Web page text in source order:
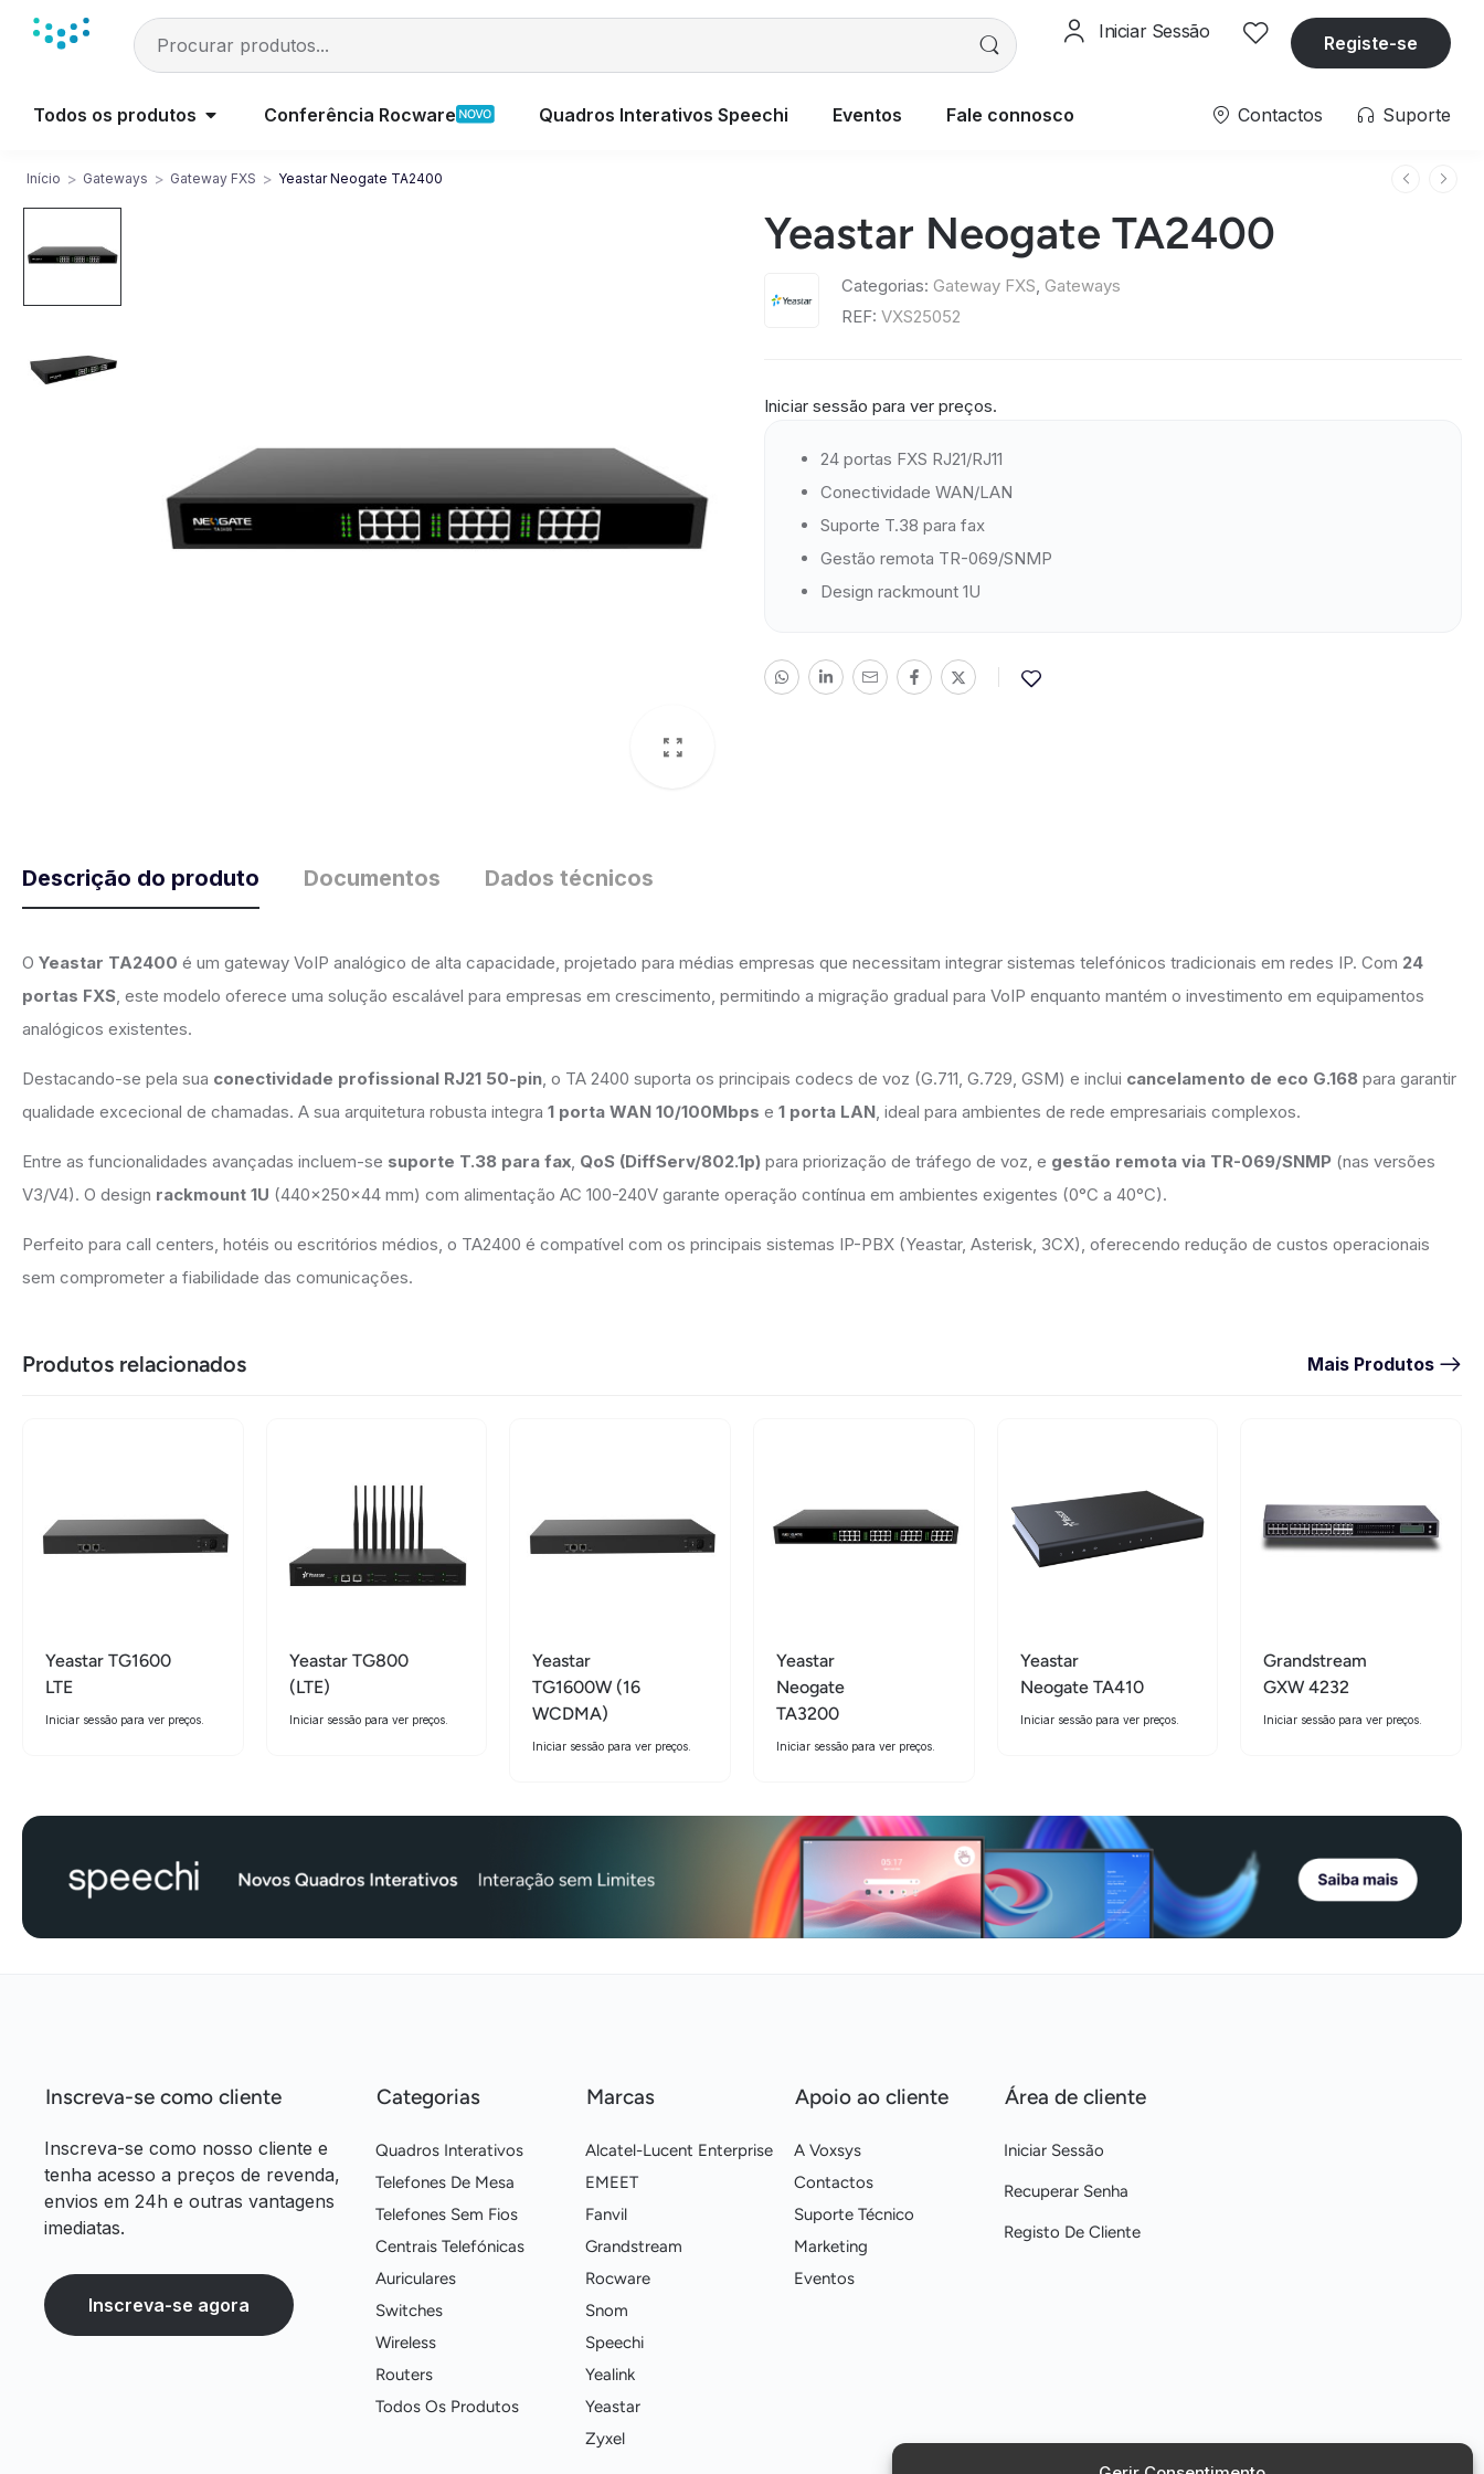
Iniciar Sessão
Registe-se
Todos os produtos Conferência Rocware Quadros Interativos Speechi Eventos Fale connosco Contactos Suporte
Início > Gateways > Gateway FXS > Yeastar Neogate TA2400
Yeastar Neogate TA2400
Categorias: Gateway FXS, Gateways
REF: VXS25052
Iniciar sessão para ver preços.
24 portas FXS RJ21/RJ11
Conectividade WAN/LAN
Suporte T.38 para fax
Gestão remota TR-069/SNMP
Design rackmount 1U
Descrição do produto Documentos Dados técnicos
O Yeastar TA2400 é um gateway VoIP analógico de alta capacidade, projetado para médias empresas que necessitam integrar sistemas telefónicos tradicionais em redes IP. Com 24
portas FXS, este modelo oferece uma solução escalável para empresas em crescimento, permitindo a migração gradual para VoIP enquanto mantém o investimento em equipamentos
analógicos existentes.
Destacando-se pela sua conectividade profissional RJ21 50-pin, o TA 2400 suporta os principais codecs de voz (G.711, G.729, GSM) e inclui cancelamento de eco G.168 para garantir
qualidade excecional de chamadas. A sua arquitetura robusta integra 1 porta WAN 10/100Mbps e 1 porta LAN, ideal para ambientes de rede empresariais complexos.
Entre as funcionalidades avançadas incluem-se suporte T.38 para fax, QoS (DiffServ/802.1p) para priorização de tráfego de voz, e gestão remota via TR-069/SNMP (nas versões
V3/V4). O design rackmount 1U (440×250×44 mm) com alimentação AC 100-240V garante operação contínua em ambientes exigentes (0°C a 40°C).
Perfeito para call centers, hotéis ou escritórios médios, o TA2400 é compatível com os principais sistemas IP-PBX (Yeastar, Asterisk, 3CX), oferecendo redução de custos operacionais
sem comprometer a fiabilidade das comunicações.
Produtos relacionados Mais Produtos
Yeastar TG1600
LTE
Iniciar sessão para ver preços.
Yeastar TG800
(LTE)
Iniciar sessão para ver preços.
Yeastar
TG1600W (16
WCDMA)
Iniciar sessão para ver preços.
Yeastar
Neogate
TA3200
Iniciar sessão para ver preços.
Yeastar
Neogate TA410
Iniciar sessão para ver preços.
Grandstream
GXW 4232
Iniciar sessão para ver preços.
Inscreva-se como cliente
Inscreva-se como nosso cliente e
tenha acesso a preços de revenda,
envios em 24h e outras vantagens
imediatas.
Inscreva-se agora
Categorias
Quadros Interativos
Telefones De Mesa
Telefones Sem Fios
Centrais Telefónicas
Auriculares
Switches
Wireless
Routers
Todos Os Produtos
Marcas
Alcatel-Lucent Enterprise
EMEET
Fanvil
Grandstream
Rocware
Snom
Speechi
Yealink
Yeastar
Zyxel
Apoio ao cliente
A Voxsys
Contactos
Suporte Técnico
Marketing
Eventos
Área de cliente
Iniciar Sessão
Recuperar Senha
Registo De Cliente